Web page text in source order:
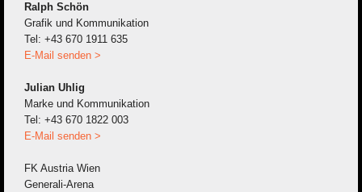
Ralph Schön
Grafik und Kommunikation
Tel: +43 670 1911 635
E-Mail senden >
Julian Uhlig
Marke und Kommunikation
Tel: +43 670 1822 003
E-Mail senden >
FK Austria Wien
Generali-Arena